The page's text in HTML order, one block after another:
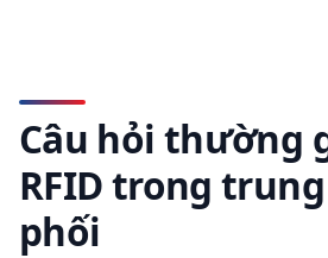
Câu hỏi thường
RFID trong
phối